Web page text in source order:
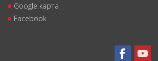
Google карта
Facebook